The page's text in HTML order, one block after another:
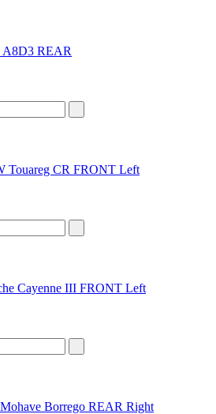
A8D3 REAR
Touareg CR FRONT Left
Cayenne III FRONT Left
Borrego REAR Right